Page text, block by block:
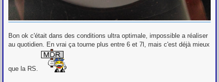
Bon ok c'était dans des conditions ultra optimale, impossible a réaliser
au quotidien. En vrai ça tourne plus entre 6 et 7l, mais c'est déjà mieux
que la RS.